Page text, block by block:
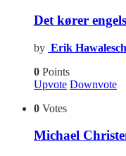
Det kører
by Erik
0 Points
Upvote Downvote
0 Votes
Michael